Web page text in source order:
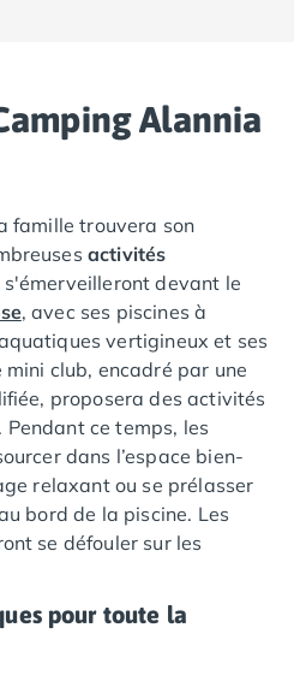
Alannia
famille trouvera son
activités
s'émerveilleront devant le
, avec ses piscines à
vertigineux et ses
club, encadré par une
proposera des activités
ce temps, les
dans l’espace bien-
relaxant ou se prélasser
bord de la piscine. Les
se défouler sur les
organisés par l’équipe
de notrecourt de
pour toute la